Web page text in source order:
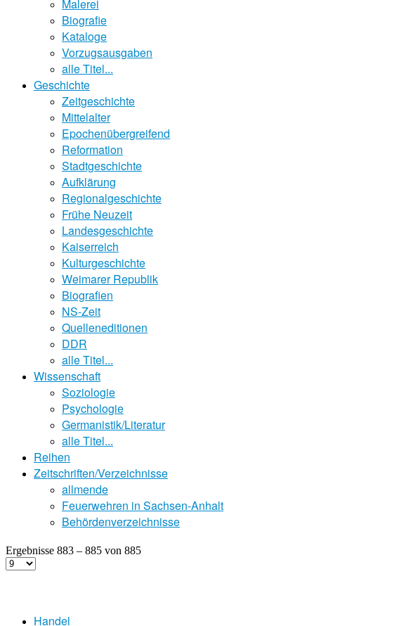
Malerei
Biografie
Kataloge
Vorzugsausgaben
alle Titel...
Geschichte
Zeitgeschichte
Mittelalter
Epochenübergreifend
Reformation
Stadtgeschichte
Aufklärung
Regionalgeschichte
Frühe Neuzeit
Landesgeschichte
Kaiserreich
Kulturgeschichte
Weimarer Republik
Biografien
NS-Zeit
Quelleneditionen
DDR
alle Titel...
Wissenschaft
Soziologie
Psychologie
Germanistik/Literatur
alle Titel...
Reihen
Zeitschriften/Verzeichnisse
allmende
Feuerwehren in Sachsen-Anhalt
Behördenverzeichnisse
Ergebnisse 883 – 885 von 885
Handel